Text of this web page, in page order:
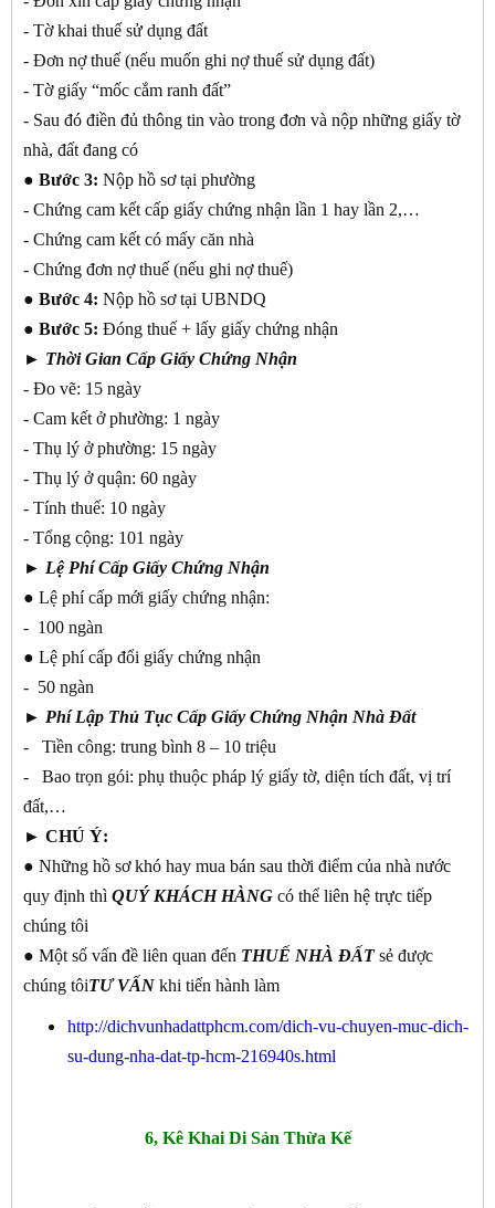
- Tờ khai thuế sử dụng đất
- Đơn nợ thuế (nếu muốn ghi nợ thuế sử dụng đất)
- Tờ giấy “mốc cắm ranh đất”
- Sau đó điền đủ thông tin vào trong đơn và nộp những giấy tờ
nhà, đất đang có
● Bước 3: Nộp hồ sơ tại phường
- Chứng cam kết cấp giấy chứng nhận lần 1 hay lần 2,…
- Chứng cam kết có mấy căn nhà
- Chứng đơn nợ thuế (nếu ghi nợ thuế)
● Bước 4: Nộp hồ sơ tại UBNDQ
● Bước 5: Đóng thuế + lấy giấy chứng nhận
► Thời Gian Cấp Giấy Chứng Nhận
- Đo vẽ: 15 ngày
- Cam kết ở phường: 1 ngày
- Thụ lý ở phường: 15 ngày
- Thụ lý ở quận: 60 ngày
- Tính thuế: 10 ngày
- Tổng cộng: 101 ngày
► Lệ Phí Cấp Giấy Chứng Nhận
● Lệ phí cấp mới giấy chứng nhận:
- 100 ngàn
● Lệ phí cấp đổi giấy chứng nhận
- 50 ngàn
► Phí Lập Thủ Tục Cấp Giấy Chứng Nhận Nhà Đất
- Tiền công: trung bình 8 – 10 triệu
- Bao trọn gói: phụ thuộc pháp lý giấy tờ, diện tích đất, vị trí
đất,…
► CHÚ Ý:
● Những hồ sơ khó hay mua bán sau thời điểm của nhà nước
quy định thì QUÝ KHÁCH HÀNG có thể liên hệ trực tiếp
chúng tôi
● Một số vấn đề liên quan đến THUẾ NHÀ ĐẤTsẻ được
chúng tôiTƯVẤN khi tiến hành làm
http://dichvunhadattphcm.com/dich-vu-chuyen-muc-dich-
su-dung-nha-dat-tp-hcm-216940s.html
6, Kê Khai Di Sản Thừa Kế